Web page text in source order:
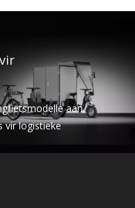
aan,
vir logistieke